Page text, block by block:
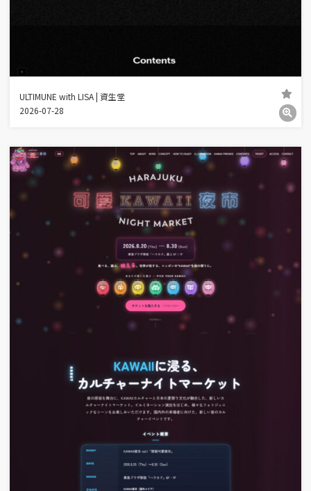
ULTIMUNE with LISA | 資生堂
2026-07-28